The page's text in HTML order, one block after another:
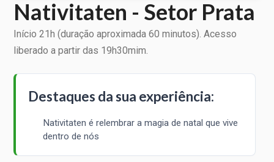
Nativitaten - Setor Prata
Início 21h (duração aproximada 60 minutos). Acesso
liberado a partir das 19h30mim.
Destaques da sua experiência:
Nativitaten é relembrar a magia de natal que vive
dentro de nós